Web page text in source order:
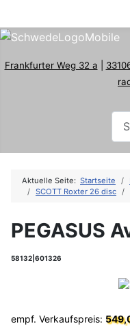
Frankfurter Weg 32 a
Aktuelle Seite: Startseite
SCOTT Roxter 26 disc
PEGASUS
58132|601326
empf. Verkaufspreis: